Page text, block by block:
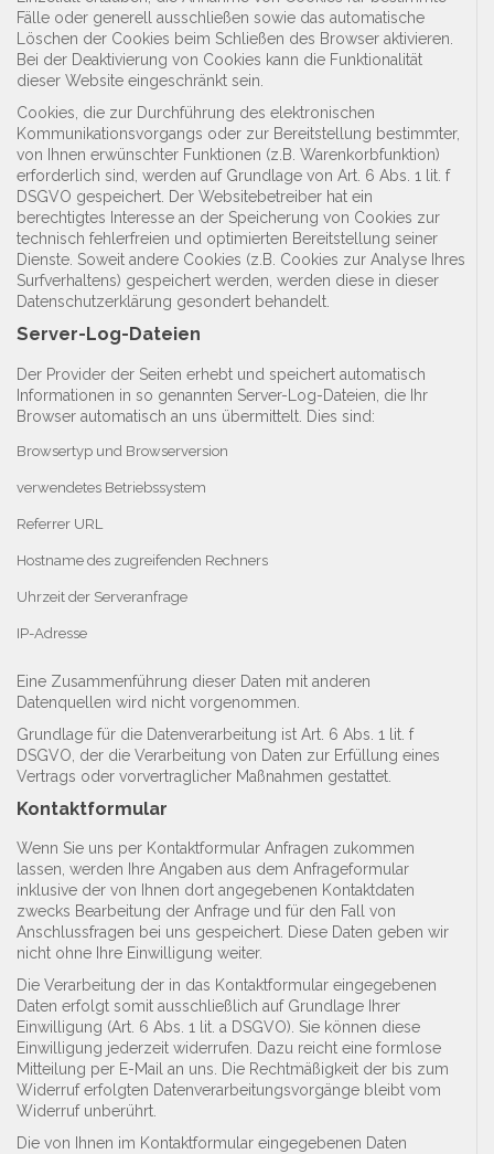
Fälle oder generell ausschließen sowie das automatische
Löschen der Cookies beim Schließen des Browser aktivieren.
Bei der Deaktivierung von Cookies kann die Funktionalität
dieser Website eingeschränkt sein.
Cookies, die zur Durchführung des elektronischen
Kommunikationsvorgangs oder zur Bereitstellung bestimmter,
von Ihnen erwünschter Funktionen (z.B. Warenkorbfunktion)
erforderlich sind, werden auf Grundlage von Art. 6 Abs. 1 lit. f
DSGVO gespeichert. Der Websitebetreiber hat ein
berechtigtes Interesse an der Speicherung von Cookies zur
technisch fehlerfreien und optimierten Bereitstellung seiner
Dienste. Soweit andere Cookies (z.B. Cookies zur Analyse Ihres
Surfverhaltens) gespeichert werden, werden diese in dieser
Datenschutzerklärung gesondert behandelt.
Server-Log-Dateien
Der Provider der Seiten erhebt und speichert automatisch
Informationen in so genannten Server-Log-Dateien, die Ihr
Browser automatisch an uns übermittelt. Dies sind:
Browsertyp und Browserversion
verwendetes Betriebssystem
Referrer URL
Hostname des zugreifenden Rechners
Uhrzeit der Serveranfrage
IP-Adresse
Eine Zusammenführung dieser Daten mit anderen
Datenquellen wird nicht vorgenommen.
Grundlage für die Datenverarbeitung ist Art. 6 Abs. 1 lit. f
DSGVO, der die Verarbeitung von Daten zur Erfüllung eines
Vertrags oder vorvertraglicher Maßnahmen gestattet.
Kontaktformular
Wenn Sie uns per Kontaktformular Anfragen zukommen
lassen, werden Ihre Angaben aus dem Anfrageformular
inklusive der von Ihnen dort angegebenen Kontaktdaten
zwecks Bearbeitung der Anfrage und für den Fall von
Anschlussfragen bei uns gespeichert. Diese Daten geben wir
nicht ohne Ihre Einwilligung weiter.
Die Verarbeitung der in das Kontaktformular eingegebenen
Daten erfolgt somit ausschließlich auf Grundlage Ihrer
Einwilligung (Art. 6 Abs. 1 lit. a DSGVO). Sie können diese
Einwilligung jederzeit widerrufen. Dazu reicht eine formlose
Mitteilung per E-Mail an uns. Die Rechtmäßigkeit der bis zum
Widerruf erfolgten Datenverarbeitungsvorgänge bleibt vom
Widerruf unberührt.
Die von Ihnen im Kontaktformular eingegebenen Daten